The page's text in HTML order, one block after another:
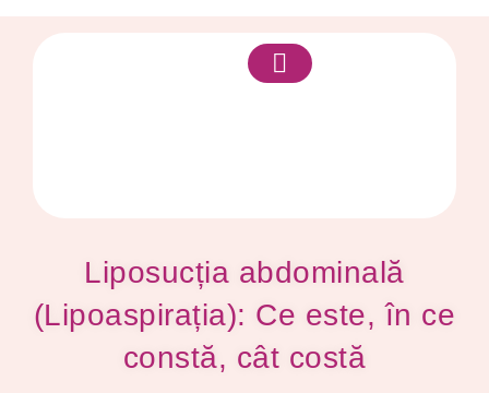
Liposucția abdominală
(Lipoaspirația): Ce este, în ce
constă, cât costă